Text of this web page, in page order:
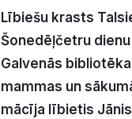
Lī biešu krasts
Šoned ēļčetru
Galvenās bibliotē
mammas un sā kum
mācīja l ī bietis Jā